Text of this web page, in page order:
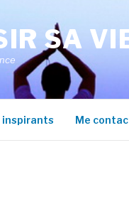
SA
inspirants Me